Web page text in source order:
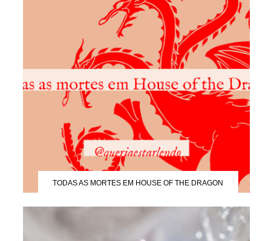
TODAS AS MORTES EM HOUSE OF THE DRAGON